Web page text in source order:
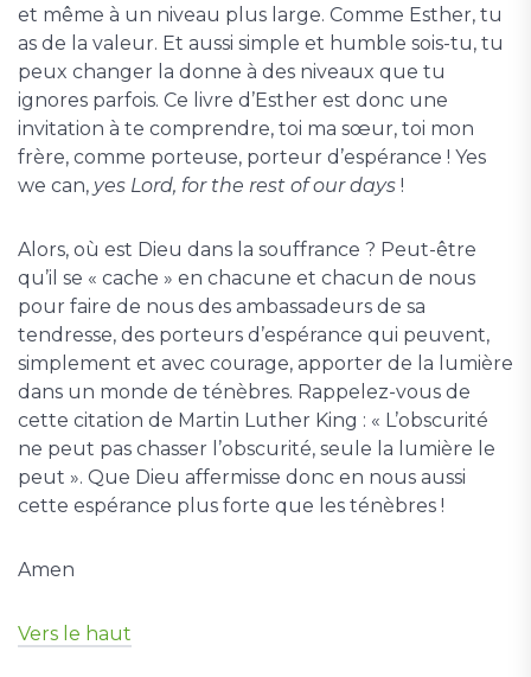
et même à un niveau plus large. Comme Esther, tu
as de la valeur. Et aussi simple et humble sois-tu, tu
peux changer la donne à des niveaux que tu
ignores parfois. Ce livre d’Esther est donc une
invitation à te comprendre, toi ma sœur, toi mon
frère, comme porteuse, porteur d’espérance ! Yes
we can, yes Lord, for the rest of our days !
Alors, où est Dieu dans la souffrance ? Peut-être
qu’il se « cache » en chacune et chacun de nous
pour faire de nous des ambassadeurs de sa
tendresse, des porteurs d’espérance qui peuvent,
simplement et avec courage, apporter de la lumière
dans un monde de ténèbres. Rappelez-vous de
cette citation de Martin Luther King : « L’obscurité
ne peut pas chasser l’obscurité, seule la lumière le
peut ». Que Dieu affermisse donc en nous aussi
cette espérance plus forte que les ténèbres !
Amen
Vers le haut